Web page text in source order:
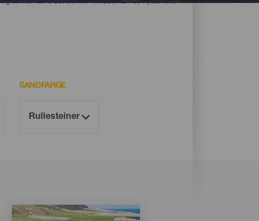
SANDFARGE
Imagen
Listado
Imagen